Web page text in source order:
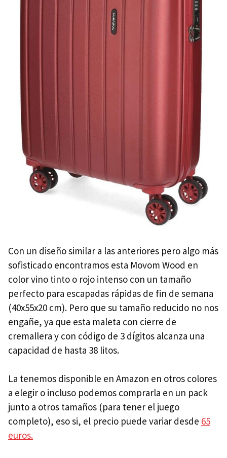
Con un diseño similar a las anteriores pero algo más
sofisticado encontramos esta Movom Wood en
color vino tinto o rojo intenso con un tamaño
perfecto para escapadas rápidas de fin de semana
(40x55x20 cm). Pero que su tamaño reducido no nos
engañe, ya que esta maleta con cierre de
cremallera y con código de 3 dígitos alcanza una
capacidad de hasta 38 litos.
La tenemos disponible en Amazon en otros colores
a elegir o incluso podemos comprarla en un pack
junto a otros tamaños (para tener el juego
completo), eso si, el precio puede variar desde 65
euros.